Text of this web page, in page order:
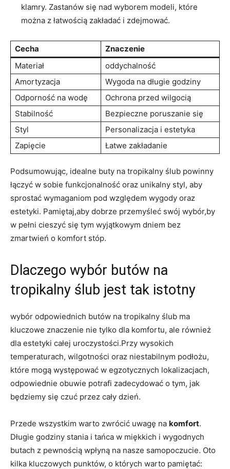
klamry. Zastanów się nad wyborem modeli, które
można z łatwością zakładać i zdejmować.
Cecha
Znaczenie
Materiał
oddychalność
Amortyzacja
Wygoda na długie godziny
Odporność na wodę
Ochrona przed wilgocią
Stabilność
Bezpieczne poruszanie się
Styl
Personalizacja i estetyka
Zapięcie
Łatwe zakładanie
Podsumowując, idealne buty na tropikalny ślub powinny
łączyć w sobie funkcjonalność oraz unikalny styl, aby
sprostać wymaganiom pod względem wygody oraz
estetyki. Pamiętaj,aby dobrze przemyśleć swój wybór,by
w pełni cieszyć się tym wyjątkowym dniem bez
zmartwień o komfort stóp.
Dlaczego wybór butów na
tropikalny ślub jest tak istotny
wybór odpowiednich butów na tropikalny ślub ma
kluczowe znaczenie nie tylko dla komfortu, ale również
dla estetyki całej uroczystości.Przy wysokich
temperaturach, wilgotności oraz niestabilnym podłożu,
które mogą występować w egzotycznych lokalizacjach,
odpowiednie obuwie potrafi zadecydować o tym, jak
będziemy się czuć przez cały dzień.
Przede wszystkim warto zwrócić uwagę na komfort.
Długie godziny stania i tańca w miękkich i wygodnych
butach z pewnością wpłyną na nasze samopoczucie. Oto
kilka kluczowych punktów, o których warto pamiętać: